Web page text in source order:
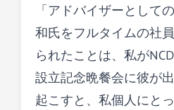
「アドバイザーとして
和氏をフルタイムの社
られたことは、私が
設立記念晩餐会に彼が
起こすと、私個人にと